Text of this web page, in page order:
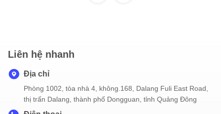
Liên hệ nhanh
Địa chỉ
Phòng 1002, tòa nhà 4, không.168, Dalang Fuli East Road,
thị trấn Dalang, thành phố Dongguan, tỉnh Quảng Đông